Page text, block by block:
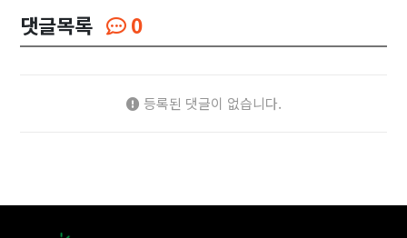
댓글목록 0
등록된 댓글이 없습니다.